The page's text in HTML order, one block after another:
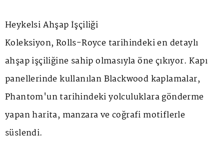
Heykelsi Ahşap İşçiliği
Koleksiyon, Rolls-Royce tarihindeki en detaylı
ahşap işçiliğine sahip olmasıyla öne çıkıyor. Kapı
panellerinde kullanılanBlackwoodkaplamalar,
Phantom'un tarihindeki yolculuklara gönderme
yapan harita, manzara ve coğrafi motiflerle
süslendi.